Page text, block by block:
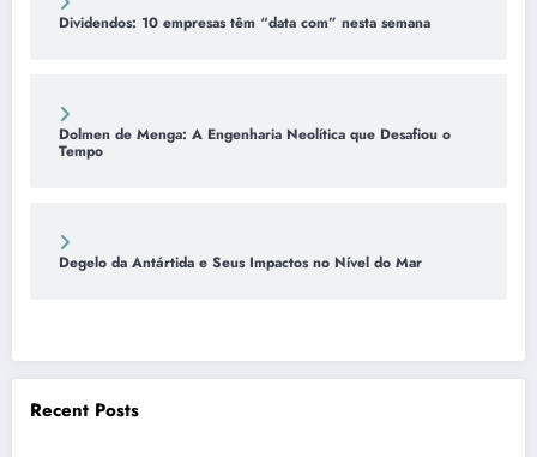
Dividendos: 10 empresas têm “data com” nesta semana
Dolmen de Menga: A Engenharia Neolítica que Desafiou o
Tempo
Degelo da Antártida e Seus Impactos no Nível do Mar
Recent Posts